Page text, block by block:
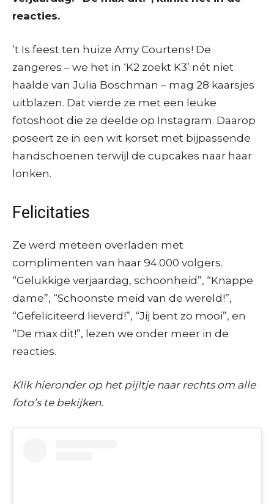
reacties.
’t Is feest ten huize Amy Courtens! De
zangeres – we het in ‘K2 zoekt K3’ nét niet
haalde van Julia Boschman – mag 28 kaarsjes
uitblazen. Dat vierde ze met een leuke
fotoshoot die ze deelde op Instagram. Daarop
poseert ze in een wit korset met bijpassende
handschoenen terwijl de cupcakes naar haar
lonken.
Felicitaties
Ze werd meteen overladen met
complimenten van haar 94.000 volgers.
“Gelukkige verjaardag, schoonheid”, “Knappe
dame”, “Schoonste meid van de wereld!”,
“Gefeliciteerd lieverd!”, “Jij bent zo mooi”, en
“De max dit!”, lezen we onder meer in de
reacties.
Klik hieronder op het pijltje naar rechts om alle
foto’s te bekijken.